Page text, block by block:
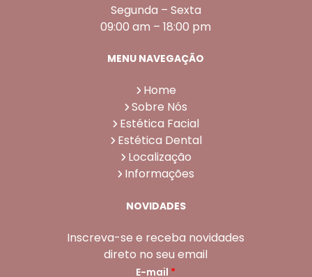
Segunda – Sexta
09:00 am – 18:00 pm
MENU NAVEGAÇÃO
Home
Sobre Nós
Estética Facial
Estética Dental
Localização
Informações
NOVIDADES
Inscreva-se e receba novidades
direto no seu email
E-mail *